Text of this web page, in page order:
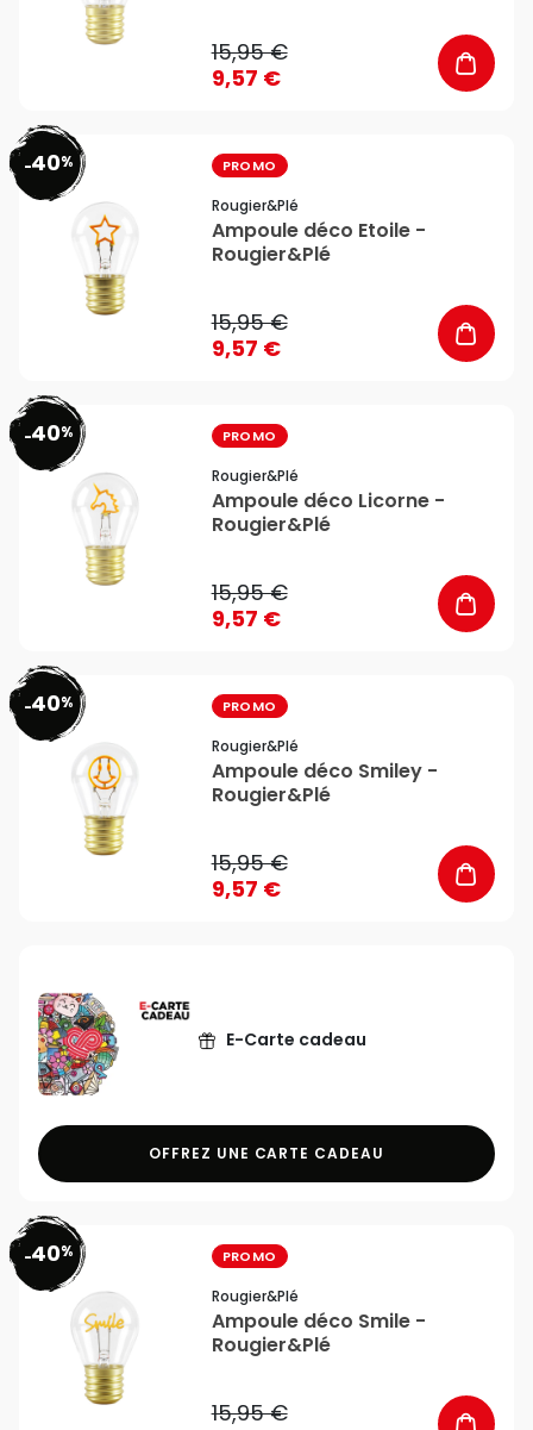
15,95 €
9,57 €
-40% PROMO
Rougier&plé
Ampoule déco Etoile -
Rougier&Plé
15,95 €
9,57 €
-40% PROMO
Rougier&plé
Ampoule déco Licorne -
Rougier&Plé
15,95 €
9,57 €
-40% PROMO
Rougier&plé
Ampoule déco Smiley -
Rougier&Plé
15,95 €
9,57 €
E-Carte cadeau
OFFREZ UNE CARTE CADEAU
-40% PROMO
Rougier&plé
Ampoule déco Smile -
Rougier&Plé
15,95 €